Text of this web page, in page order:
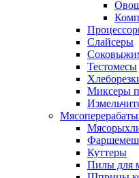
Слайсеры
Тестомесы
Миксеры
Куттеры
Пилы для